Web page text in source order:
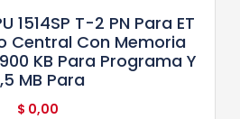
1514SP T-2 PN Para ET
Central Con Memoria
KB Para Programa Y
MB Para
$ 0,00